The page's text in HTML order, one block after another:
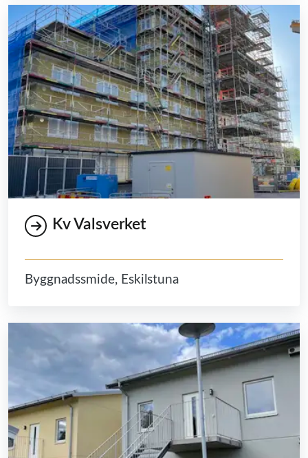
Kv Valsverket
Byggnadssmide, Eskilstuna